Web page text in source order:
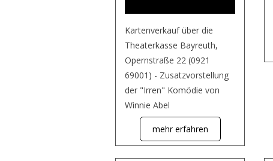
Kartenverkauf über die
Theaterkasse Bayreuth,
Opernstraße 22 (0921
69001) - Zusatzvorstellung
der "Irren" Komödie von
Winnie Abel
mehr erfahren